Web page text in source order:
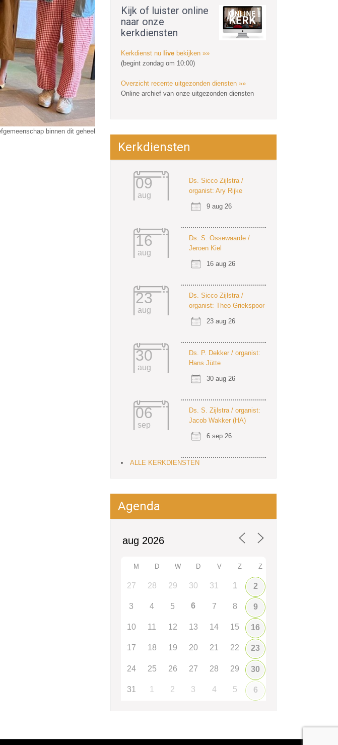
binnen dit geheel
Kijk of luister online
naar onze
kerkdiensten
Kerkdienst nu live bekijken »»
(begint zondag om 10:00)
Overzicht recente uitgezonden diensten »»
Online archief van onze uitgezonden diensten
Kerkdiensten
09
aug
Ds. Sicco Zijlstra /
organist: Ary Rijke
9 aug 26
16
aug
Ds. S. Ossewaarde /
Jeroen Kiel
16 aug 26
23
aug
Ds. Sicco Zijlstra /
organist: Theo Griekspoor
23 aug 26
30
aug
Ds. P. Dekker / organist:
Hans Jütte
30 aug 26
06
sep
Ds. S. Zijlstra / organist:
Jacob Wakker (HA)
6 sep 26
ALLE KERKDIENSTEN
Agenda
M D W D V Z Z
27 28 29 30 31 1 2
3 4 5 6 7 8 9
10 11 12 13 14 15 16
17 18 19 20 21 22 23
24 25 26 27 28 29 30
31 1 2 3 4 5 6